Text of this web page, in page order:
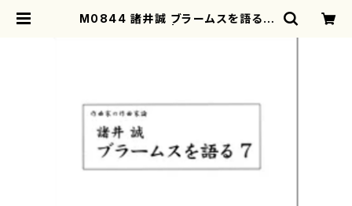
M0844 諸井誠 ブラームスを語る７